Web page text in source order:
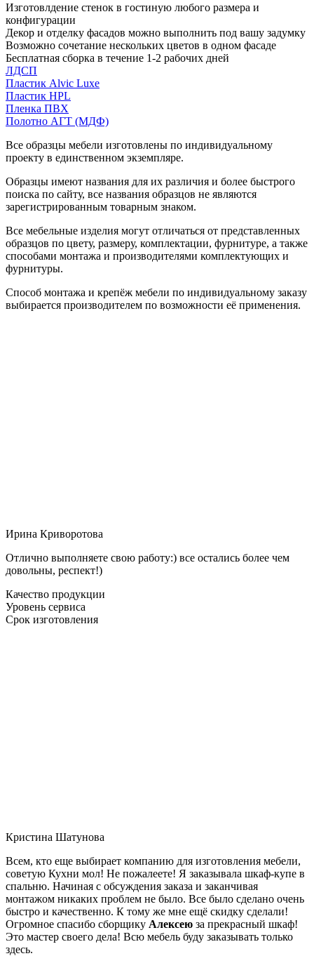
Изготовлдение стенок в гостиную любого размера и
конфигурации
Декор и отделку фасадов можно выполнить под вашу задумку
Возможно сочетание нескольких цветов в одном фасаде
Бесплатная сборка в течение 1-2 рабочих дней
ЛДСП
Пластик Alvic Luxe
Пластик HPL
Пленка ПВХ
Полотно АГТ (МДФ)
Все образцы мебели изготовлены по индивидуальному
проекту в единственном экземпляре.
Образцы имеют названия для их различия и более быстрого
поиска по сайту, все названия образцов не являются
зарегистрированным товарным знаком.
Все мебельные изделия могут отличаться от представленных
образцов по цвету, размеру, комплектации, фурнитуре, а также
способами монтажа и производителями комплектующих и
фурнитуры.
Способ монтажа и крепёж мебели по индивидуальному заказу
выбирается производителем по возможности её применения.
Ирина Криворотова
Отлично выполняете свою работу:) все остались более чем
довольны, респект!)
Качество продукции
Уровень сервиса
Срок изготовления
Кристина Шатунова
Всем, кто еще выбирает компанию для изготовления мебели,
советую Кухни мол! Не пожалеете! Я заказывала шкаф-купе в
спальню. Начиная с обсуждения заказа и заканчивая
монтажом никаких проблем не было. Все было сделано очень
быстро и качественно. К тому же мне ещё скидку сделали!
Огромное спасибо сборщику Алексею за прекрасный шкаф!
Это мастер своего дела! Всю мебель буду заказывать только
здесь.